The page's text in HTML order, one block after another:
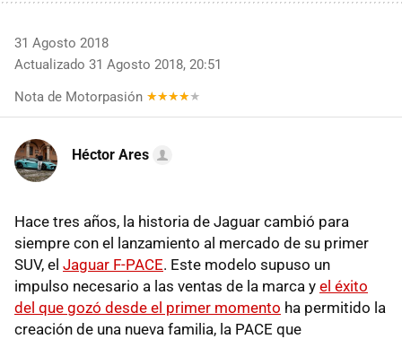
31 Agosto 2018
Actualizado 31 Agosto 2018, 20:51
Nota de Motorpasión
Héctor Ares
Hace tres años, la historia de Jaguar cambió para
siempre con el lanzamiento al mercado de su primer
SUV, el Jaguar F-PACE. Este modelo supuso un
impulso necesario a las ventas de la marca y el éxito
del que gozó desde el primer momento ha permitido la
creación de una nueva familia, la PACE que